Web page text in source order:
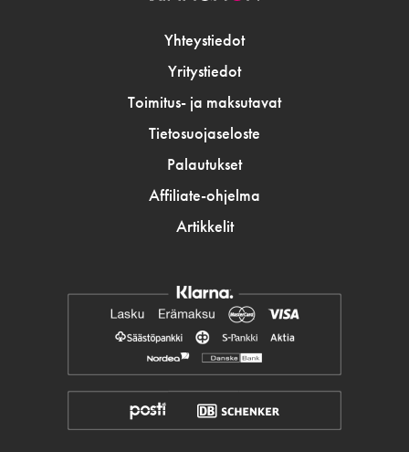
Yhteystiedot
Yritystiedot
Toimitus- ja maksutavat
Tietosuojaseloste
Palautukset
Affiliate-ohjelma
Artikkelit